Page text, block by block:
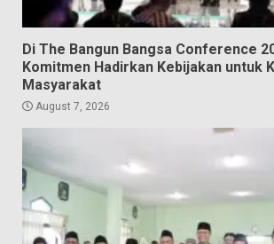
Di The Bangun Bangsa Conference
Komitmen Hadirkan Kebijakan untuk
Masyarakat
August 7, 2026